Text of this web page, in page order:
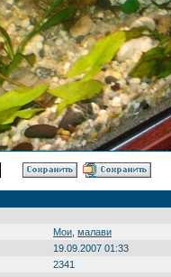
Мои малави
19.09.2007 01:33
2341